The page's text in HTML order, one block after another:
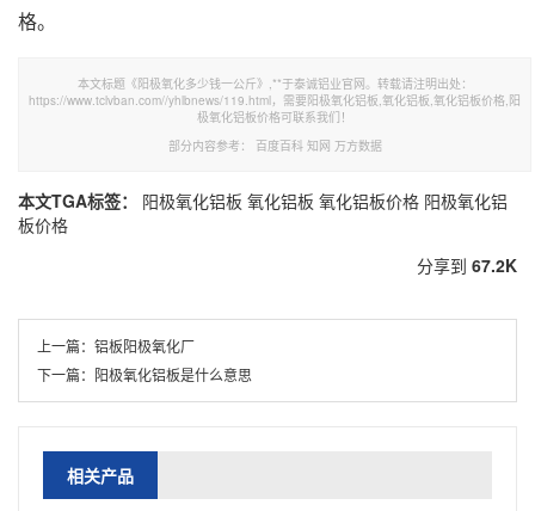
格。
本文标题《阳极氧化多少钱一公斤》,**于泰诚铝业官网。转载请注明出处：
https://www.tclvban.com//yhlbnews/119.html，需要阳极氧化铝板,氧化铝板,氧化铝板价格,阳
极氧化铝板价格可联系我们！
部分内容参考：
百度百科 知网 万方数据
本文TGA标签： 阳极氧化铝板 氧化铝板 氧化铝板价格 阳极氧化铝
板价格
分享到 67.2K
上一篇： 铝板阳极氧化厂
下一篇： 阳极氧化铝板是什么意思
相关产品